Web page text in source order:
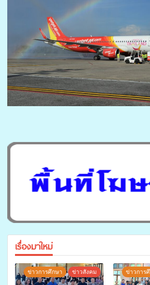
เรื่องมาใหม่
ข่าวการศึกษา ข่าวสังคม ข่าวการ